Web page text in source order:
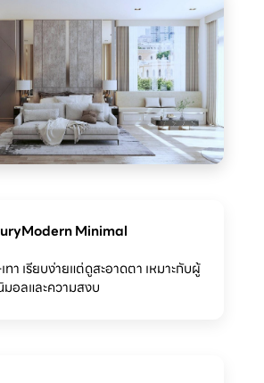
Modern Minimal
ทา เรียบง่ายแต่ดูสะอาดตา เหมาะกับผู้
อลและความสงบ